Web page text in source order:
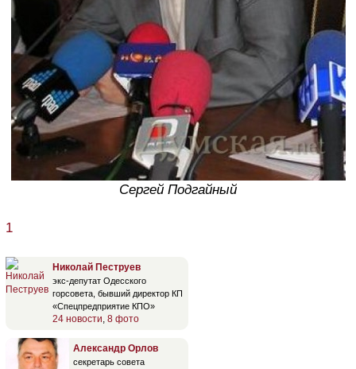
Сергей Подгайный
1
Николай Пеструев
экс-депутат Одесского
горсовета, бывший директор КП
«Спецпредприятие КПО»
24 новости, 8 фото
Александр Орлов
секретарь совета